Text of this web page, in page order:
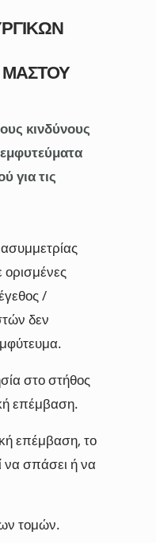
κινδύνους
για τις
/
δεν
στο στήθος
επέμβαση.
επέμβαση, το
να σπάσει ή να
τομών.